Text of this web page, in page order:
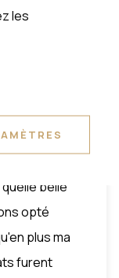
belle
opté
plus ma
furent
les